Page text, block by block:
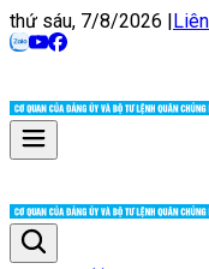
thứ sáu, 7/8/2026 |